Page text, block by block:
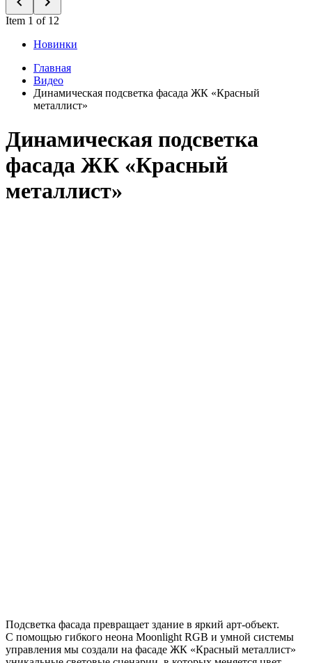
Item 1 of 12
Новинки
Главная
Видео
Динамическая подсветка фасада ЖК «Красный
металлист»
Динамическая подсветка
фасада ЖК «Красный
металлист»
Подсветка фасада превращает здание в яркий арт-объект.
С помощью гибкого неона Moonlight RGB и умной системы
управления мы создали на фасаде ЖК «Красный металлист»